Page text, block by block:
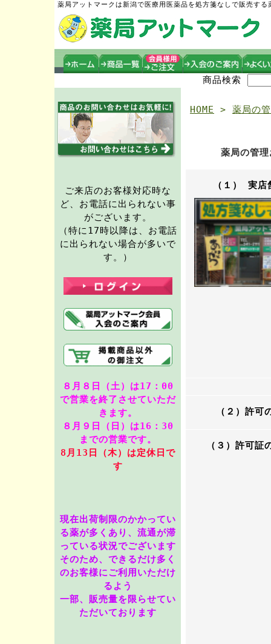
薬局アットマークは新潟で医療用医薬品を処方箋なしで販売する
商品検索
ご来店のお客様対応時な
ど、お電話に出られない事
がございます。
（特に17時以降は、お電話
に出られない場合が多いで
す。）
８月８日（土）は17：00
で営業を終了させていただ
きます。
８月９日（日）は16：30
までの営業です。
8月13 日（木）は定休日で
す
現在出荷制限のかかってい
る薬が多くあり、流通が滞
っている状況でございます
そのため、できるだけ多く
のお客様にご利用いただけ
るよう
一部、販売量を限らせてい
ただいております
HOME > 薬局の
薬局の管
（１） 実店
（２）許可
（３）許可証